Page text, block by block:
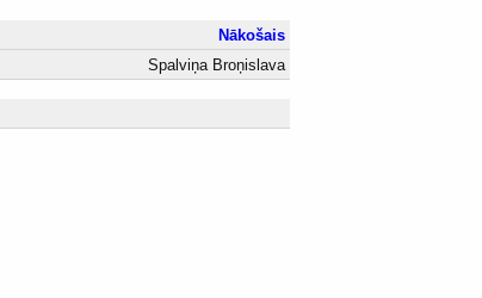
Nākošais
Spalviņa Broņislava